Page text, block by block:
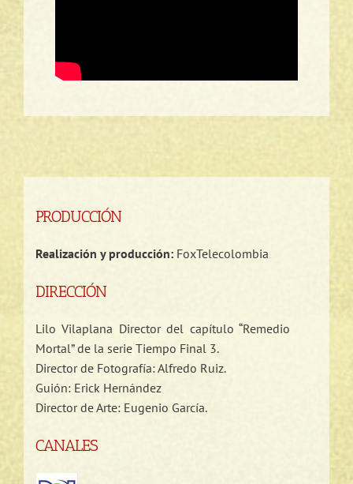
PRODUCCIÓN
Realización y producción: FoxTelecolombia
DIRECCIÓN
Lilo Vilaplana Director del capítulo “Remedio
Mortal” de la serie Tiempo Final 3.
Director de Fotografía: Alfredo Ruiz.
Guión: Erick Hernández
Director de Arte: Eugenio García.
CANALES